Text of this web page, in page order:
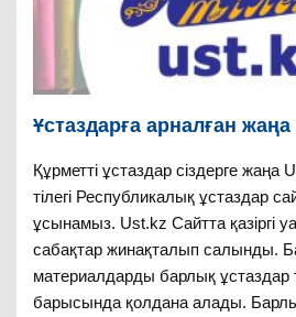
Ұстаздарға арналған жаңа
Құрметті ұстаздар сіздерге жаңа
тілегі Республикалық ұстаздар
ұсынамыз. Ust.kz Сайтта қазіргі
сабақтар жинақталып салынды.
материалдарды барлық ұстаздар
барысында қолдана алады.